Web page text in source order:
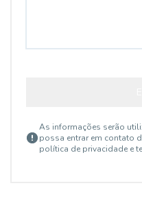
As informações serão
possa entrar em contato
política de privacidade e